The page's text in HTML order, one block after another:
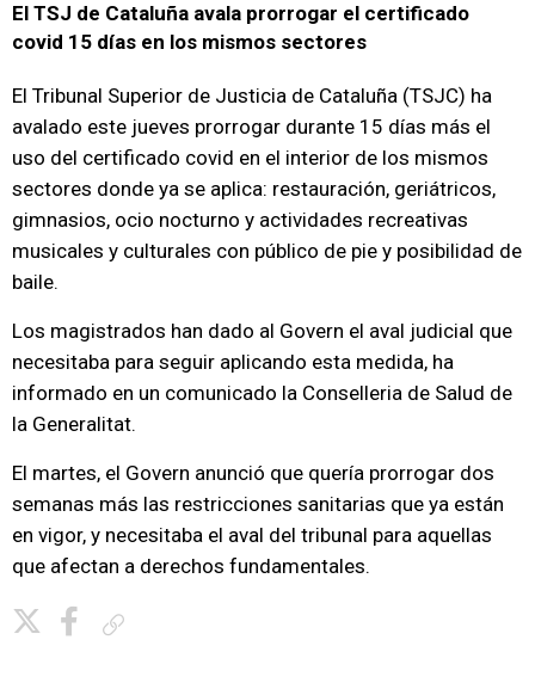
El TSJ de Cataluña avala prorrogar el certificado
covid 15 días en los mismos sectores
El Tribunal Superior de Justicia de Cataluña (TSJC) ha
avalado este jueves prorrogar durante 15 días más el
uso del certificado covid en el interior de los mismos
sectores donde ya se aplica: restauración, geriátricos,
gimnasios, ocio nocturno y actividades recreativas
musicales y culturales con público de pie y posibilidad de
baile.
Los magistrados han dado al Govern el aval judicial que
necesitaba para seguir aplicando esta medida, ha
informado en un comunicado la Conselleria de Salud de
la Generalitat.
El martes, el Govern anunció que quería prorrogar dos
semanas más las restricciones sanitarias que ya están
en vigor, y necesitaba el aval del tribunal para aquellas
que afectan a derechos fundamentales.